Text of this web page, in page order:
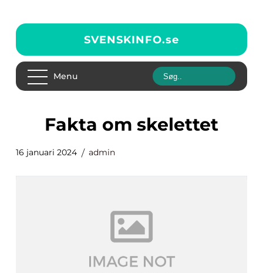
SVENSKINFO.se
Menu
fakta om skelettet
16 januari 2024 admin